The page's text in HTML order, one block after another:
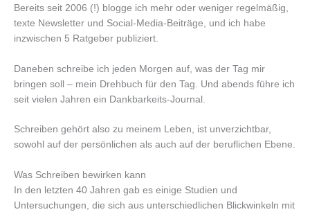
Bereits seit 2006 (!) blogge ich mehr oder weniger regelmäßig,
texte Newsletter und Social-Media-Beiträge, und ich habe
inzwischen 5 Ratgeber publiziert.
Daneben schreibe ich jeden Morgen auf, was der Tag mir
bringen soll – mein Drehbuch für den Tag. Und abends führe ich
seit vielen Jahren ein Dankbarkeits-Journal.
Schreiben gehört also zu meinem Leben, ist unverzichtbar,
sowohl auf der persönlichen als auch auf der beruflichen Ebene.
Was Schreiben bewirken kann
In den letzten 40 Jahren gab es einige Studien und
Untersuchungen, die sich aus unterschiedlichen Blickwinkeln mit